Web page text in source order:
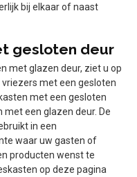
bij elkaar of naast
gesloten deur
met glazen deur, ziet u op
met een gesloten
met een gesloten
een glazen deur. De
in een
waar uw gasten of
producten wenst te
op deze pagina